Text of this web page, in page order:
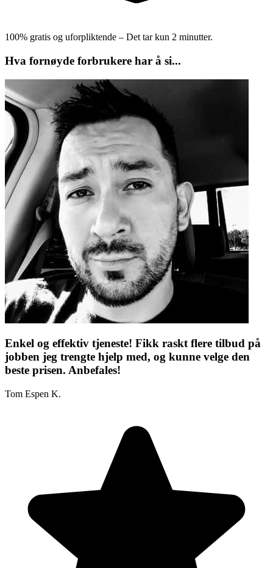
100% gratis og uforpliktende – Det tar kun 2 minutter.
Hva fornøyde forbrukere har å si...
Enkel og effektiv tjeneste! Fikk raskt flere tilbud på
jobben jeg trengte hjelp med, og kunne velge den
beste prisen. Anbefales!
Tom Espen K.